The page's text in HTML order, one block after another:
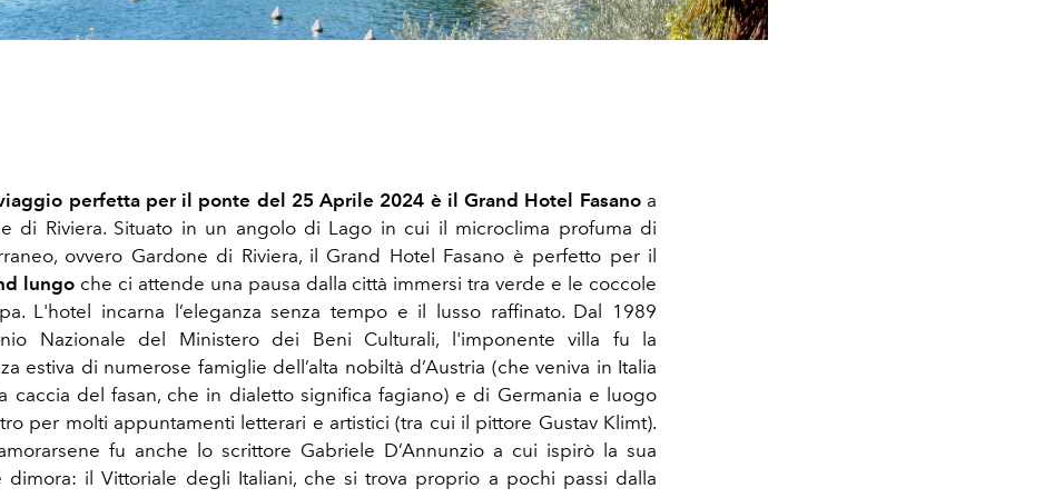
perfetta per il ponte del 25 Aprile 2024 è il Grand Hotel Fasano a
di Riviera. Situato in un angolo di Lago in cui il microclima profuma di
ovvero Gardone di Riviera, il Grand Hotel Fasano è perfetto per il
lungo che ci attende una pausa dalla città immersi tra verde e le coccole
L'hotel incarna l’eleganza senza tempo e il lusso raffinato. Dal 1989
Nazionale del Ministero dei Beni Culturali, l'imponente villa fu la
estiva di numerose famiglie dell’alta nobiltà d’Austria (che veniva in Italia
caccia del fasan, che in dialetto significa fagiano) e di Germania e luogo
per molti appuntamenti letterari e artistici (tra cui il pittore Gustav Klimt).
fu anche lo scrittore Gabriele D’Annunzio a cui ispirò la sua
dimora: il Vittoriale degli Italiani, che si trova proprio a pochi passi dalla